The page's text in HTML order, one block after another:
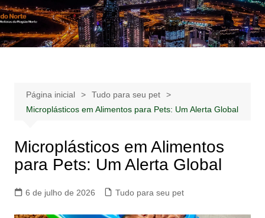
Ir
para
o
Notícias –
Publicidades –
Notícias – Publicidades – Anúncios
Página inicial
Tudo para seu pet
Microplásticos em Alimentos para Pets: Um Alerta Global
Microplásticos em Alimentos
para Pets: Um Alerta Global
6 de julho de 2026 Tudo para seu pet